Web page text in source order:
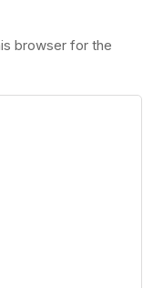
browser for the